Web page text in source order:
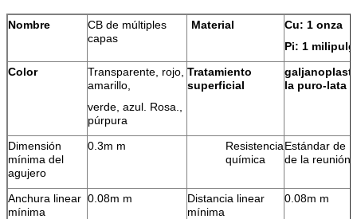
Nombre
CB de múltiples
capas
Material
Cu: 1 onza
Pi: 1
Color
Transparente, rojo,
amarillo,
verde, azul. Rosa.,
púrpura
Tratamiento
superficial
la puro-lata
Dimensión
mínima del
agujero
0.3m m
Resistencia
química
Estándar de
de la reunión:
Anchura linear
mínima
0.08m m
Distancia linear
mínima
0.08m m